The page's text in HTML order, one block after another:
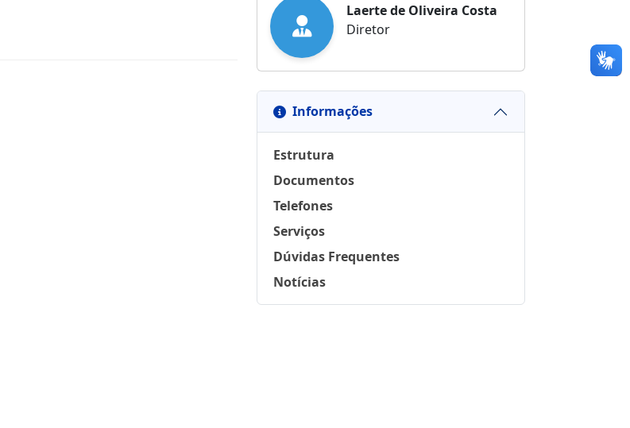
Laerte de Oliveira Costa
Diretor
Informações
Estrutura
Documentos
Telefones
Serviços
Dúvidas Frequentes
Notícias